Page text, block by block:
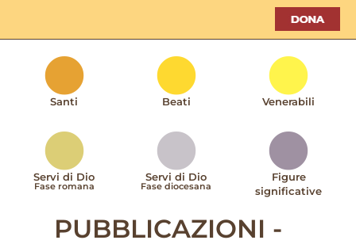
Santi Beati Venerabili
Servi di Dio
Fase romana
Servi di Dio
Fase diocesana
Figure
significative
PUBBLICAZIONI -